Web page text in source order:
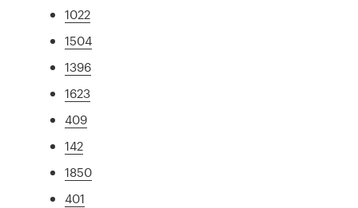
1022
1504
1396
1623
409
142
1850
401